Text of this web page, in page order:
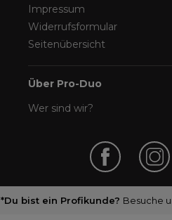
Impressum
Widerrufsformular
Seitenübersicht
Über Pro-Duo
Wer sind wir?
*Du bist ein Profikunde? Besuche